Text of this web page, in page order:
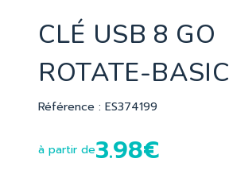
CLÉ USB 8 GO
ROTATE-BASIC
Référence : ES374199
à partir de3.98€